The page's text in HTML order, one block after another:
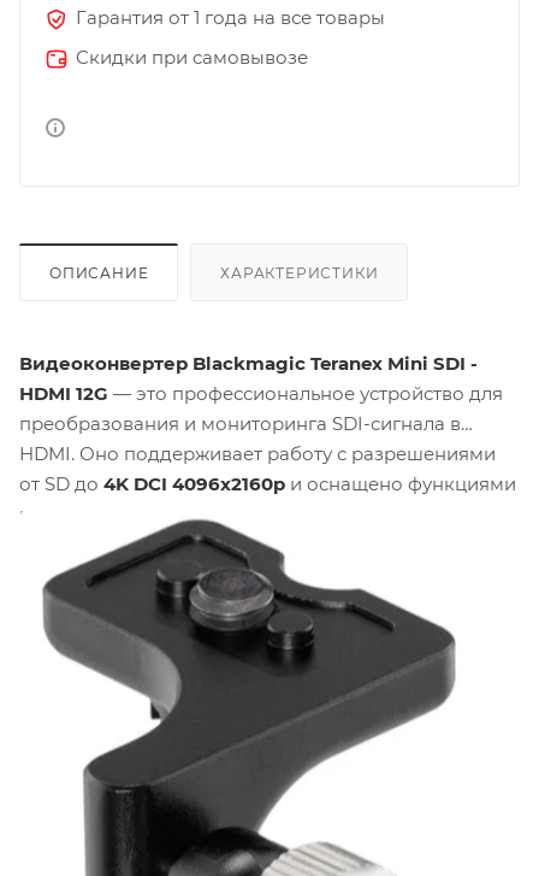
Гарантия от 1 года на все товары
Скидки при самовывозе
ОПИСАНИЕ ХАРАКТЕРИСТИКИ
Видеоконвертер Blackmagic Teranex Mini SDI -
HDMI 12G — это профессиональное устройство для
преобразования и мониторинга SDI-сигнала в
HDMI. Оно поддерживает работу с разрешениями
от SD до 4K DCI 4096x2160p и оснащено функциями
профессионального уровня, такими как развязка
аудио и удалённое управление.